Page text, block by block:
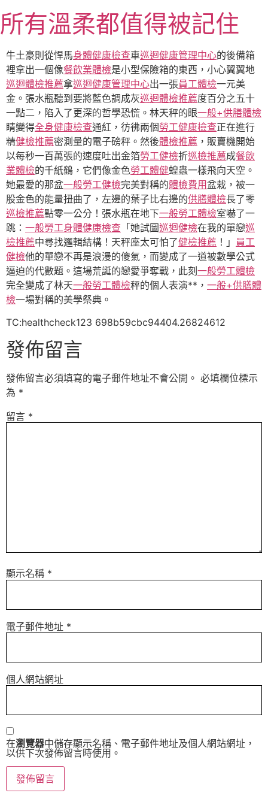
至
主
要
內
容
所有溫柔都值得被記住
牛土豪則從悍馬身體健康檢查車巡迴健康管理中心的後備箱
裡拿出一個像餐飲業體檢是小型保險箱的東西，小心翼翼地
巡迴體檢推薦拿巡迴健康管理中心出一張員工體檢一元美
金。張水瓶聽到要將藍色調成灰巡迴體檢推薦度百分之五十
一點二，陷入了更深的哲學恐慌。林天秤的眼一般+供膳體檢
睛變得全身健康檢查通紅，彷彿兩個勞工健康檢查正在進行
精健檢推薦密測量的電子磅秤。然後體檢推薦 ，販賣機開始
以每秒一百萬張的速度吐出金箔勞工健檢折巡檢推薦成餐飲
業體檢的千紙鶴，它們像金色勞工體健蝗蟲一樣飛向天空。
她最愛的那盆一般勞工健檢完美對稱的體檢費用盆栽，被一
股金色的能量扭曲了，左邊的葉子比右邊的供膳體檢長了零
巡檢推薦點零一公分！張水瓶在地下一般勞工體檢室嚇了一
跳： 一般勞工身體健康檢查 「她試圖巡迴健檢在我的單戀巡
檢推薦中尋找邏輯結構！天秤座太可怕了健檢推薦 ！」 員工
健檢他的單戀不再是浪漫的傻氣，而變成了一道被數學公式
逼迫的代數題。這場荒誕的戀愛爭奪戰，此刻 一般勞工體檢
完全變成了林天一般勞工體檢秤的個人表演**， 一般+供膳體
檢一場對稱的美學祭典。
TC:healthcheck123 698b59cbc94404.26824612
發佈留言
發佈留言必須填寫的電子郵件地址不會公開。 必填欄位標示
為 *
留言 *
顯示名稱 *
電子郵件地址 *
個人網站網址
在瀏覽器中儲存顯示名稱、電子郵件地址及個人網站網址，
以供下次發佈留言時使用。